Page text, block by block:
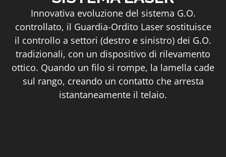
Innovativa evoluzione del sistema G.O.
controllato, il Guardia-Ordito Laser sostituisce
il controllo a settori (destro e sinistro) dei G.O.
tradizionali, con un dispositivo di rilevamento
ottico. Quando un filo si rompe, la lamella cade
sul rango, creando un contatto che arresta
istantaneamente il telaio.